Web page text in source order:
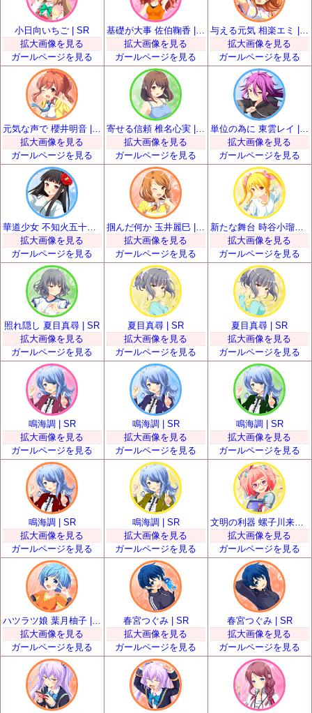
小日向いちご | SR
拡大画像を見る
ガールページを見る
基礎が大事 佐伯鞠香 | SR
拡大画像を見る
ガールページを見る
与える元気 相楽エミ | SR
拡大画像を見る
ガールページを見る
拡大画像を見る
ガールページを見る
寄せる信頼 椎名心実 | SR
拡大画像を見る
ガールページを見る
単位の為に 東雲レイ | SR
拡大画像を見る
ガールページを見る
拡大画像を見る
ガールページを見る
掴んだ何か 玉井麗巳 | SR
拡大画像を見る
ガールページを見る
新たな舞台 時谷小瑠璃 | SR
拡大画像を見る
ガールページを見る
照れ隠し 夏目真尋 | SR
拡大画像を見る
ガールページを見る
夏目真尋 | SR
拡大画像を見る
ガールページを見る
夏目真尋 | SR
拡大画像を見る
ガールページを見る
鳴海調 | SR
拡大画像を見る
ガールページを見る
鳴海調 | SR
拡大画像を見る
ガールページを見る
鳴海調 | SR
拡大画像を見る
ガールページを見る
鳴海調 | SR
拡大画像を見る
ガールページを見る
鳴海調 | SR
拡大画像を見る
ガールページを見る
文明の利器 螺子川来夢 | SR
拡大画像を見る
ガールページを見る
拡大画像を見る
ガールページを見る
春宮つぐみ | SR
拡大画像を見る
ガールページを見る
春宮つぐみ | SR
拡大画像を見る
ガールページを見る